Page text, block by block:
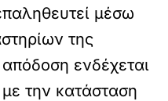
μέσω
της
ενδέχεται
την κατάσταση